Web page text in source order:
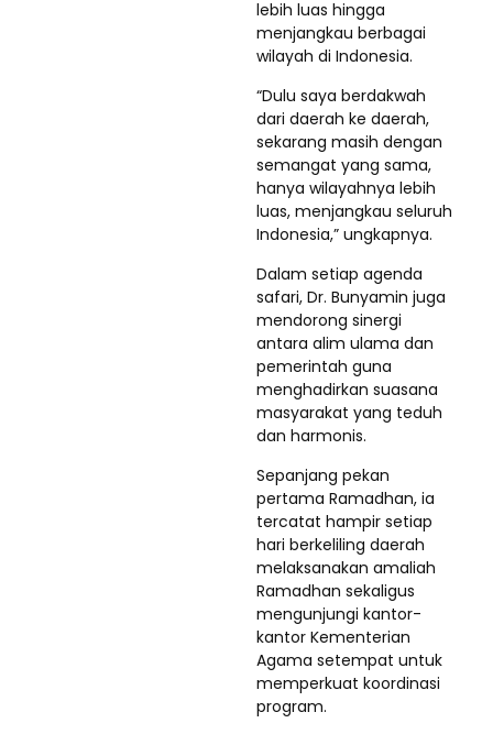
lebih luas hingga
menjangkau berbagai
wilayah di Indonesia.
“Dulu saya berdakwah
dari daerah ke daerah,
sekarang masih dengan
semangat yang sama,
hanya wilayahnya lebih
luas, menjangkau seluruh
Indonesia,” ungkapnya.
Dalam setiap agenda
safari, Dr. Bunyamin juga
mendorong sinergi
antara alim ulama dan
pemerintah guna
menghadirkan suasana
masyarakat yang teduh
dan harmonis.
Sepanjang pekan
pertama Ramadhan, ia
tercatat hampir setiap
hari berkeliling daerah
melaksanakan amaliah
Ramadhan sekaligus
mengunjungi kantor-
kantor Kementerian
Agama setempat untuk
memperkuat koordinasi
program.